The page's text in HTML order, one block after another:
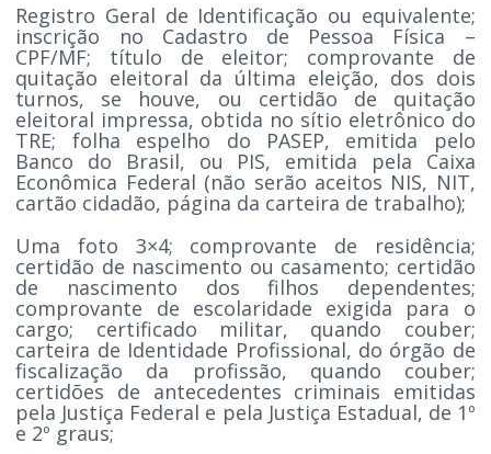
Registro Geral de Identificação ou equivalente;
inscrição no Cadastro de Pessoa Física –
CPF/MF; título de eleitor; comprovante de
quitação eleitoral da última eleição, dos dois
turnos, se houve, ou certidão de quitação
eleitoral impressa, obtida no sítio eletrônico do
TRE; folha espelho do PASEP, emitida pelo
Banco do Brasil, ou PIS, emitida pela Caixa
Econômica Federal (não serão aceitos NIS, NIT,
cartão cidadão, página da carteira de trabalho);
Uma foto 3×4; comprovante de residência;
certidão de nascimento ou casamento; certidão
de nascimento dos filhos dependentes;
comprovante de escolaridade exigida para o
cargo; certificado militar, quando couber;
carteira de Identidade Profissional, do órgão de
fiscalização da profissão, quando couber;
certidões de antecedentes criminais emitidas
pela Justiça Federal e pela Justiça Estadual, de 1º
e 2º graus;